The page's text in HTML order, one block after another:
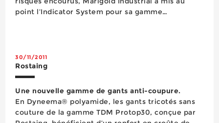
point l’Indicator System pour sa gamme
30/11/2011
Rostaing
Une nouvelle gamme de gants anti-coupure.
En Dyneema® polyamide, les gants tricotés sans
couture de la gamme TDM Protop30, conçue par